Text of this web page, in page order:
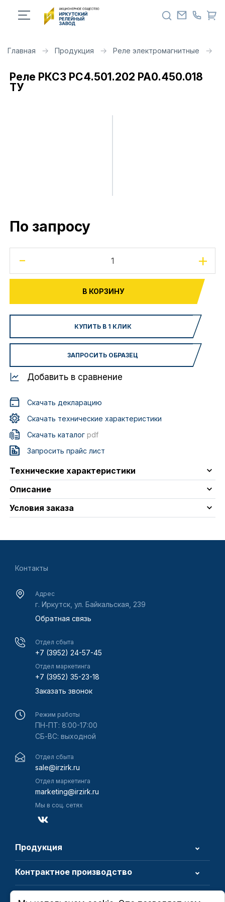
Главная Продукция Реле электромагнитные
Реле РКС3 РС4.501.202 РА0.450.018
ТУ
По запросу
- +
В КОРЗИНУ
КУПИТЬ В 1 КЛИК
ЗАПРОСИТЬ ОБРАЗЕЦ
Добавить в сравнение
Скачать декларацию
Скачать технические характеристики
Скачать каталогpdf
Запросить прайс лист
Технические характеристики
Описание
Условия заказа
Контакты
Адрес
г. Иркутск, ул. Байкальская, 239
Обратная связь
Отдел сбыта
+7 (3952) 24-57-45
Отдел маркетинга
+7 (3952) 35-23-18
Заказать звонок
Режим работы
ПН-ПТ: 8:00-17:00
СБ-ВС: выходной
Отдел сбыта
sale@irzirk.ru
Отдел маркетинга
marketing@irzirk.ru
Мы в соц. сетях
Продукция
Контрактное производство